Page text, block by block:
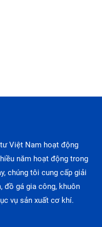
Việt Nam hoạt động
năm hoạt động trong
chúng tôi cung cấp giải
đồ gá gia công, khuôn
vụ sản xuất cơ khí.